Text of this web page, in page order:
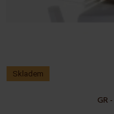
GR
Skladem